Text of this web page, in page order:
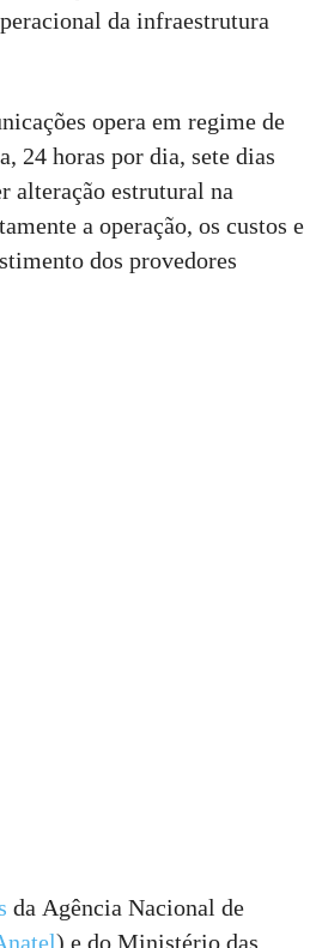
da infraestrutura
opera em regime de
24 horas por dia, sete dias
alteração estrutural na
a operação, os custos e
dos provedores
da Agência Nacional de
) e do Ministério das